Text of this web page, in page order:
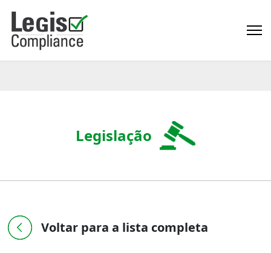
Legislação
Voltar para a lista completa